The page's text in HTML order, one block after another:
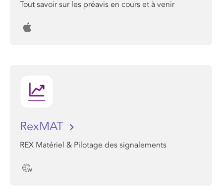
Tout savoir sur les préavis en cours et à venir
RexMAT
REX Matériel & Pilotage des signalements